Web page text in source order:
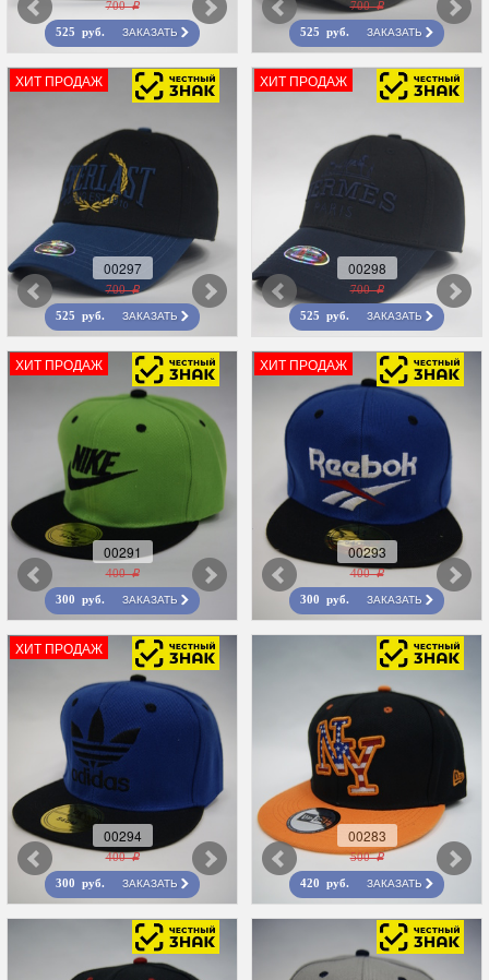
700 r
525 руб. ЗАКАЗАТЬ
700 r
525 руб. ЗАКАЗАТЬ
ХИТ ПРОДАЖ
00297
700 r
525 руб. ЗАКАЗАТЬ
ХИТ ПРОДАЖ
00298
700 r
525 руб. ЗАКАЗАТЬ
ХИТ ПРОДАЖ
00291
400 r
300 руб. ЗАКАЗАТЬ
ХИТ ПРОДАЖ
00293
400 r
300 руб. ЗАКАЗАТЬ
ХИТ ПРОДАЖ
00294
400 r
300 руб. ЗАКАЗАТЬ
00283
500 r
420 руб. ЗАКАЗАТЬ